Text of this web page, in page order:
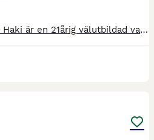
Haki frá Minni-borg, f -05 Haki är en 21årig välutbildad valack från Island. Han kan hanteras av alla, lättlärd och kommunikativ, dock en aning skeptisk i början. Älskar att bli ompysslad och hantera